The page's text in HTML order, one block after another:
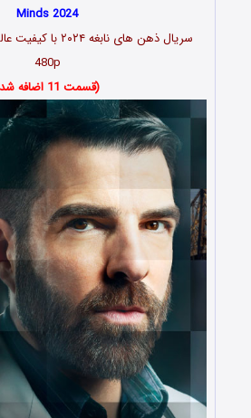
Minds 2024
480p
(قسمت 11 اضافه شد)